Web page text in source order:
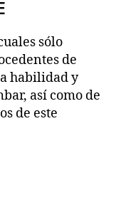
sólo
de
habilidad y
así como de
de este